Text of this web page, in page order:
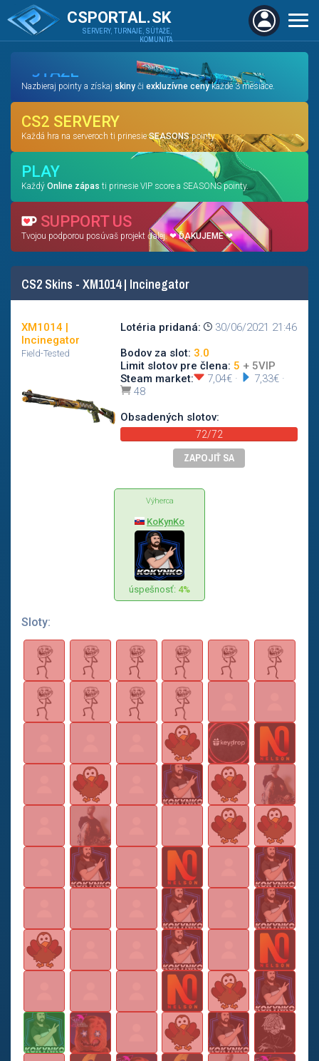
CSPORTAL.SK
SERVERY, TURNAJE, SÚŤAŽE,
KOMUNITA
SÚŤAŽE
Nazbieraj pointy a získaj skiny či exkluzívne cenykaždé 3 mesiace.
CS2 SERVERY
Každá hra na serveroch ti prinesieSEASONSpointy.
PLAY
Každý Online zápas ti prinesie VIP score a SEASONS pointy.
SUPPORT US
Tvojou podporou posúvaš projekt ďalej. ❤ĎAKUJEME❤
CS2 Skins - XM1014 | Incinegator
XM1014 |
Incinegator
Field-Tested
Lotéria pridaná:
30/06/2021 21:46
Bodov za slot: 3.0
Limit slotov pre člena: 5 + 5VIP
Steam market:
7,04€ · 7,33€ ·
48
Obsadených slotov:
72/72
ZAPOJIŤ SA
Výherca
KoKynKo
úspešnosť: 4%
Sloty: